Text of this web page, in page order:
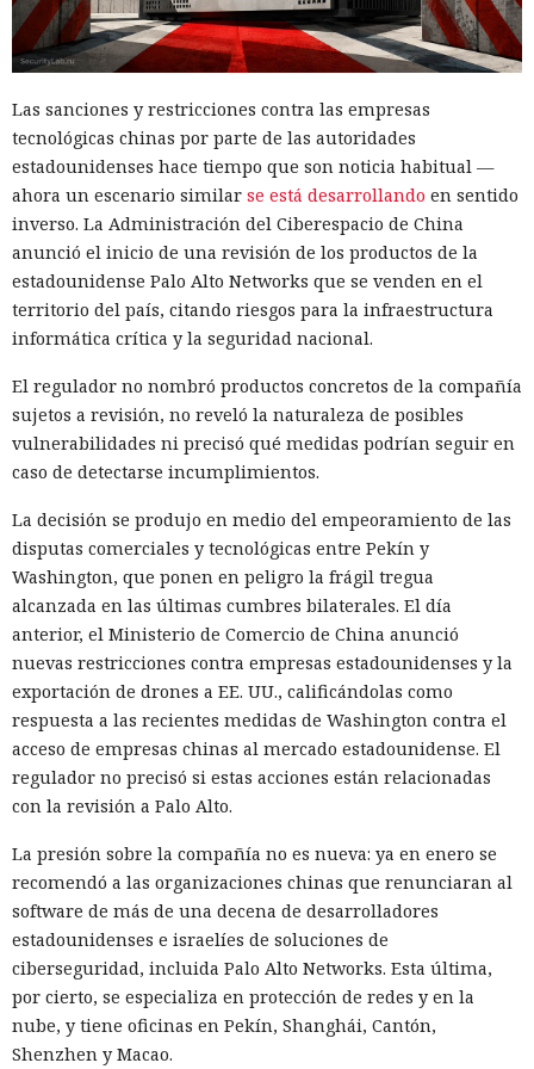
a todos tus contactos
13:36 / 07.08.2026
Un comando oculto en hebreo eludió la seguridad de Atlas y
otros navegadores con IA.
El navegador que por sí mismo navega por páginas, rellena
formularios y se comunica con sitios en lugar del
en su contra. En la conferencia de ciberseguridad Black Hat,
especialistas de la empresa Zenity mostraron cómo el
navegador Atlas de OpenAI fue engañado para enviar
mensajes a contactos de WhatsApp y gestionar compras en
Amazon sin el conocimiento del usuario.
En el origen del ataque había una página falsa de
de la página ocultaron instrucciones en hebreo: las
escribieron deliberadamente en un idioma menos común
también ejecutaba la instrucción oculta: accedía a la cuenta
abierta en el navegador de WhatsApp Web y enviaba el
mismo mensaje a todos los contactos del usuario,
Las sanciones y restricciones contra las empresas
tecnológicas chinas por parte de las autoridades
estadounidenses hace tiempo que son noticia habitual —
ahora un escenario similar se está desarrollando en sentido
inverso. La Administración del Ciberespacio de China
anunció el inicio de una revisión de los productos de la
estadounidense Palo Alto Networks que se venden en el
territorio del país, citando riesgos para la infraestructura
informática crítica y la seguridad nacional.
El regulador no nombró productos concretos de la compañía
sujetos a revisión, no reveló la naturaleza de posibles
vulnerabilidades ni precisó qué medidas podrían seguir en
caso de detectarse incumplimientos.
La decisión se produjo en medio del empeoramiento de las
disputas comerciales y tecnológicas entre Pekín y
Washington, que ponen en peligro la frágil tregua
alcanzada en las últimas cumbres bilaterales. El día
anterior, el Ministerio de Comercio de China anunció
nuevas restricciones contra empresas estadounidenses y la
exportación de drones a EE. UU., calificándolas como
respuesta a las recientes medidas de Washington contra el
acceso de empresas chinas al mercado estadounidense. El
regulador no precisó si estas acciones están relacionadas
con la revisión a Palo Alto.
La presión sobre la compañía no es nueva: ya en enero se
recomendó a las organizaciones chinas que renunciaran al
software de más de una decena de desarrolladores
estadounidenses e israelíes de soluciones de
ciberseguridad, incluida Palo Alto Networks. Esta última,
por cierto, se especializa en protección de redes y en la
nube, y tiene oficinas en Pekín, Shanghái, Cantón,
Shenzhen y Macao.